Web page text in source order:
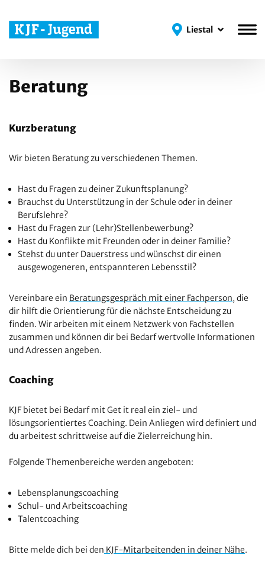
Liestal
Liestal
Beratung
Kurzberatung
Wir bieten Beratung zu verschiedenen Themen.
Hast du Fragen zu deiner Zukunftsplanung?
Brauchst du Unterstützung in der Schule oder in deiner
Berufslehre?
Hast du Fragen zur (Lehr)Stellenbewerbung?
Hast du Konflikte mit Freunden oder in deiner Familie?
Stehst du unter Dauerstress und wünschst dir einen
ausgewogeneren, entspannteren Lebensstil?
Vereinbare ein Beratungsgespräch mit einer Fachperson, die
dir hilft die Orientierung für die nächste Entscheidung zu
finden. Wir arbeiten mit einem Netzwerk von Fachstellen
zusammen und können dir bei Bedarf wertvolle Informationen
und Adressen angeben.
Coaching
KJF bietet bei Bedarf mit Get it real ein ziel- und
lösungsorientiertes Coaching. Dein Anliegen wird definiert und
du arbeitest schrittweise auf die Zielerreichung hin.
Folgende Themenbereiche werden angeboten:
Lebensplanungscoaching
Schul- und Arbeitscoaching
Talentcoaching
Bitte melde dich bei den KJF-Mitarbeitenden in deiner Nähe.